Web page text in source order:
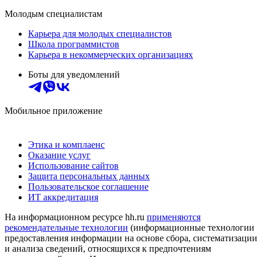
Молодым специалистам
Карьера для молодых специалистов
Школа программистов
Карьера в некоммерческих организациях
Боты для уведомлений
Мобильное приложение
Этика и комплаенс
Оказание услуг
Использование сайтов
Защита персональных данных
Пользовательское соглашение
ИТ аккредитация
На информационном ресурсе hh.ru применяются
рекомендательные технологии (информационные технологии
предоставления информации на основе сбора, систематизации
и анализа сведений, относящихся к предпочтениям